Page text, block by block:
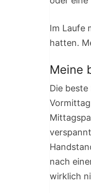
Im Laufe
hatten.
Meine
Die
nach
wirklich